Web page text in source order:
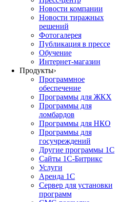
Новости компании
Новости тиражных
решений
Фотогалерея
Публикация в прессе
Обучение
Интернет-магазин
Продукты›
Программное
обеспечение
Программы для ЖКХ
Программы для
ломбардов
Программы для НКО
Программы для
госучреждений
Другие программы 1С
Сайты 1С-Битрикс
Услуги
Аренда 1С
Сервер для установки
программ